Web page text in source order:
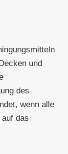
und
des
wenn alle
das